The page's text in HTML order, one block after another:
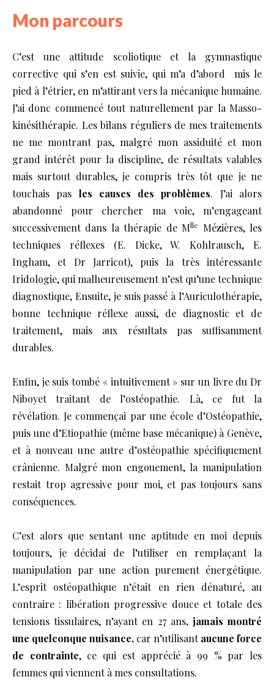
Mon parcours
C’est une attitude scoliotique et la gymnastique
corrective qui s’en est suivie, qui m’a d’abord mis le
pied à l’étrier, en m’attirant vers la mécanique humaine.
J’ai donc commencé tout naturellement par la Masso-
kinésithérapie. Les bilans réguliers de mes traitements
ne me montrant pas, malgré mon assiduité et mon
grand intérêt pour la discipline, de résultats valables
mais surtout durables, je compris très tôt que je ne
touchais pas les causes des problèmes. J’ai alors
abandonné pour chercher ma voie, m’engageant
successivement dans la thérapie de Mlle
Mézières, les
techniques réflexes (E. Dicke, W. Kohlrausch, E.
Ingham, et Dr Jarricot), puis la très intéressante
Iridologie, qui malheureusement n’est qu’une technique
diagnostique, Ensuite, je suis passé à l’Auriculothérapie,
bonne technique réflexe aussi, de diagnostic et de
traitement, mais aux résultats pas suffisamment
durables.
Enfin, je suis tombé « intuitivement » sur un livre du Dr
Niboyet traitant de l’ostéopathie. Là, ce fut la
révélation. Je commençai par une école d’Ostéopathie,
puis une d’Etiopathie (même base mécanique) à Genève,
et à nouveau une autre d’ostéopathie spécifiquement
crânienne. Malgré mon engouement, la manipulation
restait trop agressive pour moi, et pas toujours sans
conséquences.
C’est alors que sentant une aptitude en moi depuis
toujours, je décidai de l’utiliser en remplaçant la
manipulation par une action purement énergétique.
L’esprit ostéopathique n’était en rien dénaturé, au
contraire : libération progressive douce et totale des
tensions tissulaires, n’ayant en 27 ans, jamais montré
une quelconque nuisance, car n’utilisantaucune force
de contrainte, ce qui est apprécié à 99 % par les
femmes qui viennent à mes consultations.